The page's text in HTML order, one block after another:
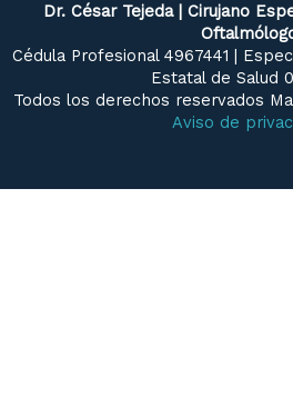
Dr. César Tejeda | Cirujano
Cédula Profesional 4967441 |
Estatal de Salud
Todos los derechos reservados
Aviso de